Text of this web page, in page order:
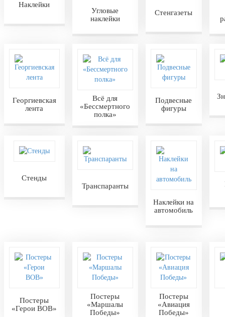
Наклейки
Угловые
наклейки
Стенгазеты
Георгиевская
лента
Всё для
«Бессмертного
полка»
Подвесные
фигуры
Стенды
Транспаранты
Наклейки на
автомобиль
Постеры
«Герои ВОВ»
Постеры
«Маршалы
Победы»
Постеры
«Авиация
Победы»